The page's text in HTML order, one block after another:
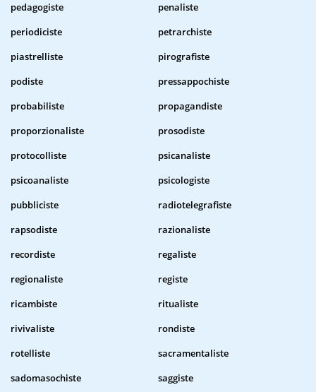
pedagogiste
penaliste
periodiciste
petrarchiste
piastrelliste
pirografiste
podiste
pressappochiste
probabiliste
propagandiste
proporzionaliste
prosodiste
protocolliste
psicanaliste
psicoanaliste
psicologiste
pubbliciste
radiotelegrafiste
rapsodiste
razionaliste
recordiste
regaliste
regionaliste
registe
ricambiste
ritualiste
rivivaliste
rondiste
rotelliste
sacramentaliste
sadomasochiste
saggiste